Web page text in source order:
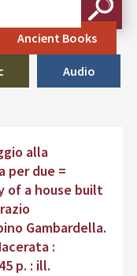
Ancient Books
Audio
alla
per due =
of a house built
Gambardella.
:
p. : ill.